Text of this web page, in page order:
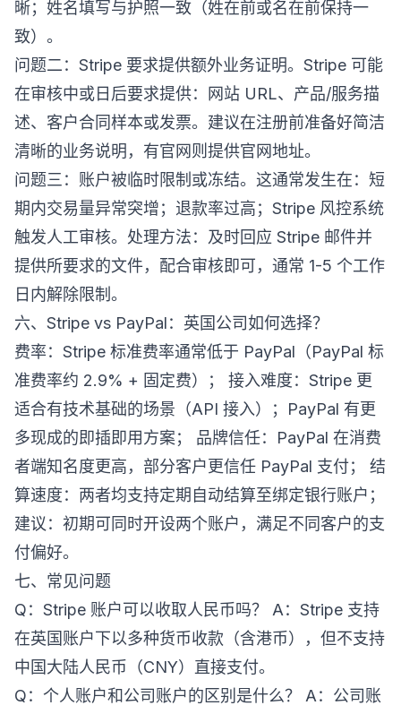
晰；姓名填写与护照一致（姓在前或名在前保持一
致）。
问题二：Stripe 要求提供额外业务证明。Stripe 可能
在审核中或日后要求提供：网站 URL、产品/服务描
述、客户合同样本或发票。建议在注册前准备好简洁
清晰的业务说明，有官网则提供官网地址。
问题三：账户被临时限制或冻结。这通常发生在：短
期内交易量异常突增；退款率过高；Stripe 风控系统
触发人工审核。处理方法：及时回应 Stripe 邮件并
提供所要求的文件，配合审核即可，通常 1-5 个工作
日内解除限制。
六、Stripe vs PayPal：英国公司如何选择？
费率：Stripe 标准费率通常低于 PayPal（PayPal 标
准费率约 2.9% + 固定费）； 接入难度：Stripe 更
适合有技术基础的场景（API 接入）；PayPal 有更
多现成的即插即用方案； 品牌信任：PayPal 在消费
者端知名度更高，部分客户更信任 PayPal 支付； 结
算速度：两者均支持定期自动结算至绑定银行账户；
建议：初期可同时开设两个账户，满足不同客户的支
付偏好。
七、常见问题
Q：Stripe 账户可以收取人民币吗？ A：Stripe 支持
在英国账户下以多种货币收款（含港币），但不支持
中国大陆人民币（CNY）直接支付。
Q：个人账户和公司账户的区别是什么？ A：公司账